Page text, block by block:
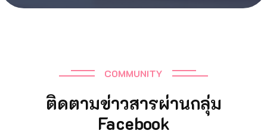
COMMUNITY
ติดตามข่าวสารผ่านกลุ่ม
Facebook